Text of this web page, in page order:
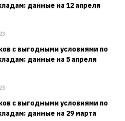
данные на 12 апреля
с выгодными условиями по
данные на 5 апреля
с выгодными условиями по
данные на 29 марта